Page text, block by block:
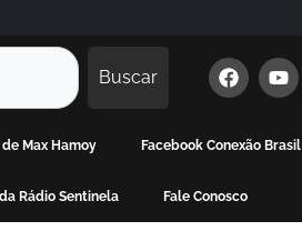
Buscar
Max Hamoy Facebook Conexão Brasil
Rádio Sentinela Fale Conosco